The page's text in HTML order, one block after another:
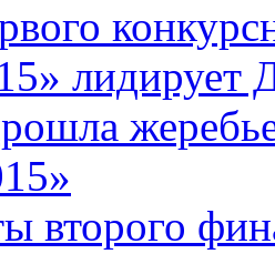
лидирует
второго